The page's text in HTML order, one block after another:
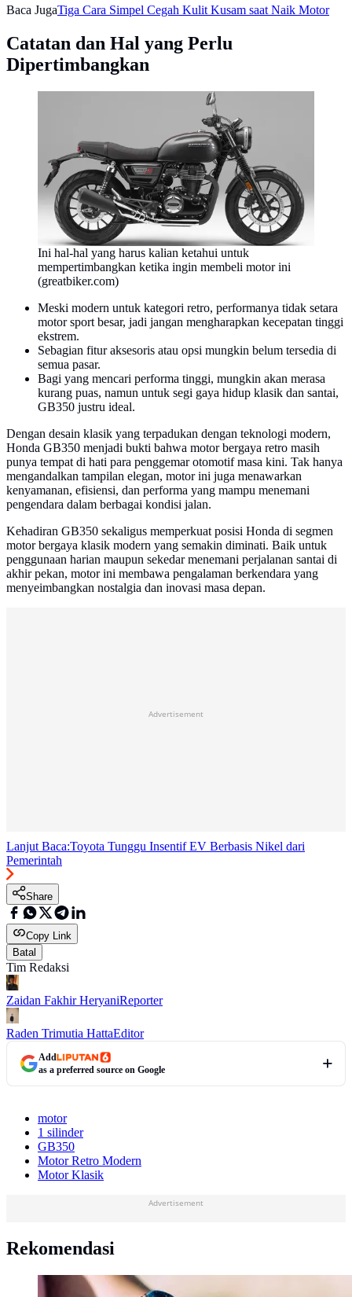
Baca JugaTiga Cara Simpel Cegah Kulit Kusam saat Naik Motor
Catatan dan Hal yang Perlu
Dipertimbangkan
Ini hal-hal yang harus kalian ketahui untuk
mempertimbangkan ketika ingin membeli motor ini
(greatbiker.com)
Meski modern untuk kategori retro, performanya tidak setara
motor sport besar, jadi jangan mengharapkan kecepatan tinggi
ekstrem.
Sebagian fitur aksesoris atau opsi mungkin belum tersedia di
semua pasar.
Bagi yang mencari performa tinggi, mungkin akan merasa
kurang puas, namun untuk segi gaya hidup klasik dan santai,
GB350 justru ideal.
Dengan desain klasik yang terpadukan dengan teknologi modern,
Honda GB350 menjadi bukti bahwa motor bergaya retro masih
punya tempat di hati para penggemar otomotif masa kini. Tak hanya
mengandalkan tampilan elegan, motor ini juga menawarkan
kenyamanan, efisiensi, dan performa yang mampu menemani
pengendara dalam berbagai kondisi jalan.
Kehadiran GB350 sekaligus memperkuat posisi Honda di segmen
motor bergaya klasik modern yang semakin diminati. Baik untuk
penggunaan harian maupun sekedar menemani perjalanan santai di
akhir pekan, motor ini membawa pengalaman berkendara yang
menyeimbangkan nostalgia dan inovasi masa depan.
Advertisement
Lanjut Baca:Toyota Tunggu Insentif EV Berbasis Nikel dari
Pemerintah
Share
Copy Link
Batal
Tim Redaksi
Zaidan Fakhir HeryaniReporter
Raden Trimutia HattaEditor
Add
as a preferred source on Google
motor
1 silinder
GB350
Motor Retro Modern
Motor Klasik
Advertisement
Rekomendasi